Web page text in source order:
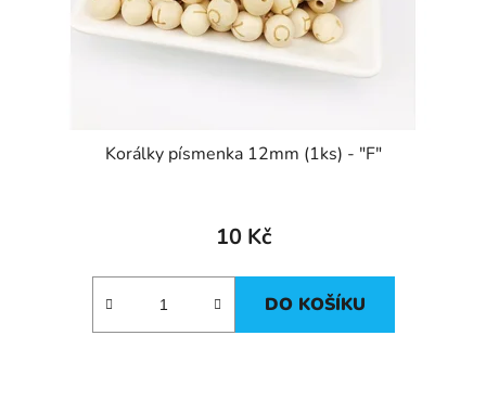
Korálky písmenka 12mm (1ks) - "F"
10 Kč
DO KOŠÍKU